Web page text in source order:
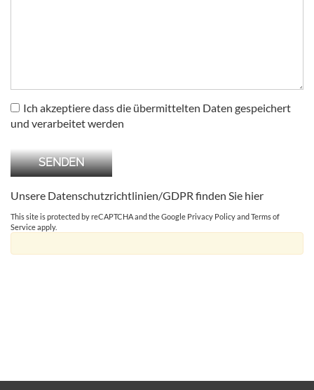
Ich akzeptiere dass die übermittelten Daten gespeichert
und verarbeitet werden
Unsere Datenschutzrichtlinien/GDPR finden Sie hier
This site is protected by reCAPTCHA and the Google Privacy PolicyandTerms of
Serviceapply.